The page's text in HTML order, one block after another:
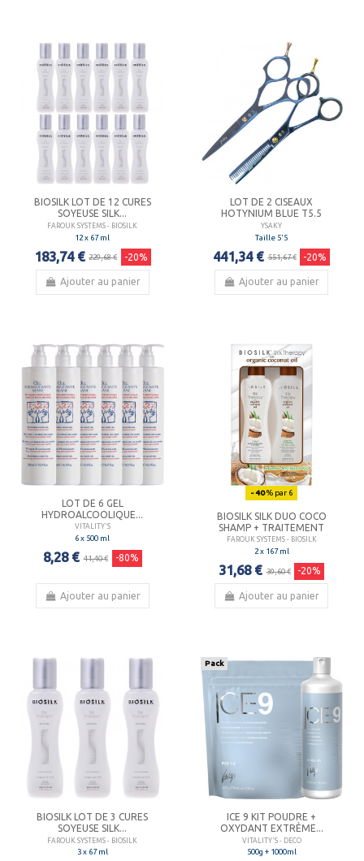
BIOSILK LOT DE 12 CURES
SOYEUSE SILK...
FAROUK SYSTEMS - BIOSILK
12 x 67 ml
183,74 € 229,68 € -20%
Ajouter au panier
LOT DE 2 CISEAUX
HOTYNIUM BLUE T5.5
YSAKY
Taille 5'5
441,34 € 551,67 € -20%
Ajouter au panier
LOT DE 6 GEL
HYDROALCOOLIQUE...
VITALITY'S
6 x 500 ml
8,28 € 41,40 € -80%
Ajouter au panier
- 40% par 6
BIOSILK SILK DUO COCO
SHAMP + TRAITEMENT
FAROUK SYSTEMS - BIOSILK
2 x 167 ml
31,68 € 39,60 € -20%
Ajouter au panier
BIOSILK LOT DE 3 CURES
SOYEUSE SILK...
FAROUK SYSTEMS - BIOSILK
3 x 67 ml
Pack
ICE 9 KIT POUDRE +
OXYDANT EXTRÈME...
VITALITY'S - DECO
500g + 1000ml